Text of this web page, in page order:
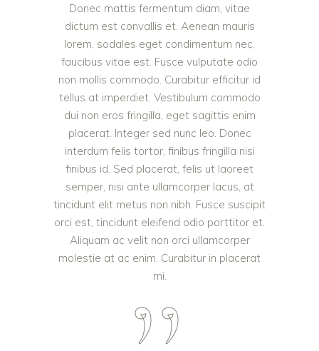
Donec mattis fermentum diam, vitae
dictum est convallis et. Aenean mauris
lorem, sodales eget condimentum nec,
faucibus vitae est. Fusce vulputate odio
non mollis commodo. Curabitur efficitur id
tellus at imperdiet. Vestibulum commodo
dui non eros fringilla, eget sagittis enim
placerat. Integer sed nunc leo. Donec
interdum felis tortor, finibus fringilla nisi
finibus id. Sed placerat, felis ut laoreet
semper, nisi ante ullamcorper lacus, at
tincidunt elit metus non nibh. Fusce suscipit
orci est, tincidunt eleifend odio porttitor et.
Aliquam ac velit non orci ullamcorper
molestie at ac enim. Curabitur in placerat
mi.